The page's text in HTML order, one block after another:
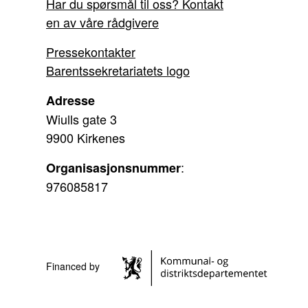
en av våre rådgivere
Pressekontakter
Barentssekretariatets logo
Adresse
Wiulls gate 3
9900 Kirkenes
Organisasjonsnummer:
976085817
Financed by